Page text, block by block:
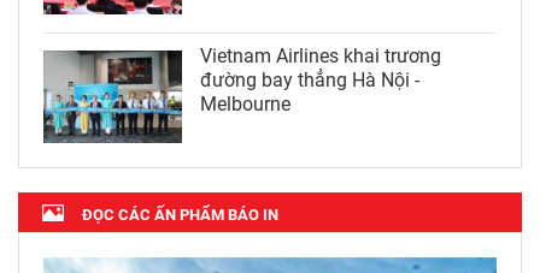
Vietnam Airlines khai trương
đường bay thẳng Hà Nội -
Melbourne
ĐỌC CÁC ẤN PHẨM BÁO IN